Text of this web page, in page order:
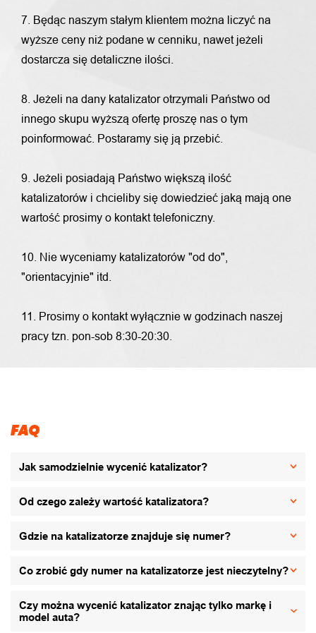
7. Będąc naszym stałym klientem można liczyć na
wyższe ceny niż podane w cenniku, nawet jeżeli
dostarcza się detaliczne ilości.
8. Jeżeli na dany katalizator otrzymali Państwo od
innego skupu wyższą ofertę proszę nas o tym
poinformować. Postaramy się ją przebić.
9. Jeżeli posiadają Państwo większą ilość
katalizatorów i chcieliby się dowiedzieć jaką mają one
wartość prosimy o kontakt telefoniczny.
10. Nie wyceniamy katalizatorów "od do",
"orientacyjnie" itd.
11. Prosimy o kontakt wyłącznie w godzinach naszej
pracy tzn. pon-sob 8:30-20:30.
FAQ
Jak samodzielnie wycenić katalizator?
Od czego zależy wartość katalizatora?
Gdzie na katalizatorze znajduje się numer?
Co zrobić gdy numer na katalizatorze jest nieczytelny?
Czy można wycenić katalizator znając tylko markę i
model auta?